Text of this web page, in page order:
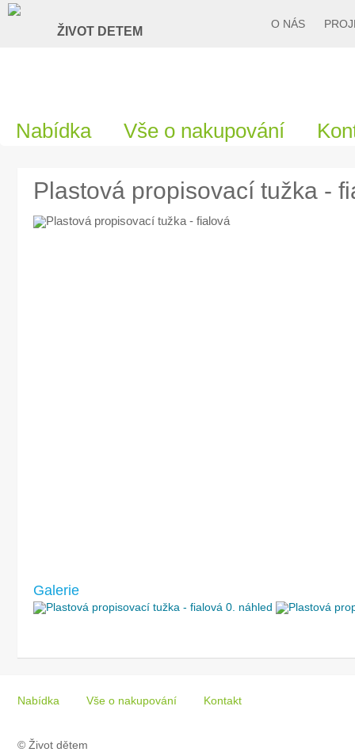
O NÁS
Nabídka Vše o nakupování
Plastová propisovací tužka -
Galerie
Nabídka Vše o nakupování Kontakt
© Život dětem